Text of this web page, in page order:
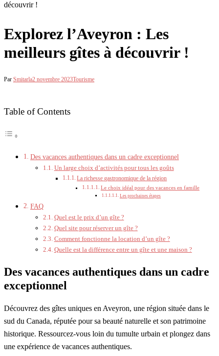
découvrir !
Explorez l’Aveyron : Les
meilleurs gîtes à découvrir !
Par Smitarla2 novembre 2023Tourisme
Table of Contents
Des vacances authentiques dans un cadre exceptionnel
Un large choix d’activités pour tous les goûts
La richesse gastronomique de la région
Le choix idéal pour des vacances en famille
Les prochaines étapes
FAQ
Quel est le prix d’un gîte ?
Quel site pour réserver un gîte ?
Comment fonctionne la location d’un gîte ?
Quelle est la différence entre un gîte et une maison ?
Des vacances authentiques dans un cadre
exceptionnel
Découvrez des gîtes uniques en Aveyron, une région située dans le
sud du Canada, réputée pour sa beauté naturelle et son patrimoine
historique. Ressourcez-vous loin du tumulte urbain et plongez dans
une expérience de vacances authentiques.